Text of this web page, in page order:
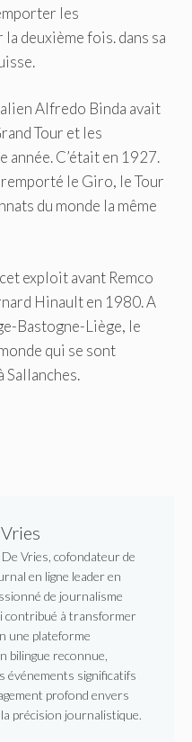
les
deuxième fois. dans sa
Alfredo Binda avait
Tour et les
année. C’était en 1927.
remporté le Giro, le Tour
du monde la même
exploit avant Remco
Hinault en 1980. A
Bastogne-Liège, le
qui se sont
Sallanches.
De Vries, cofondateur de
en ligne leader en
de journalisme
contribué à transformer
une plateforme
bilingue reconnue,
événements significatifs
profond envers
précision journalistique.